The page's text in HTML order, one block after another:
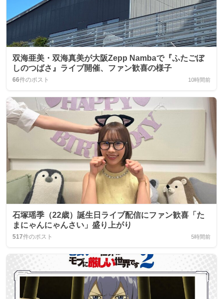
双海亜美・双海真美が大阪Zepp Nambaで『ふたごぼ
しのつばさ』ライブ開催、ファン歓喜の様子
66件のポスト 10時間前
石塚瑶季（22歳）誕生日ライブ配信にファン歓喜「た
まにゃんにゃんさい」盛り上がり
517件のポスト 5時間前